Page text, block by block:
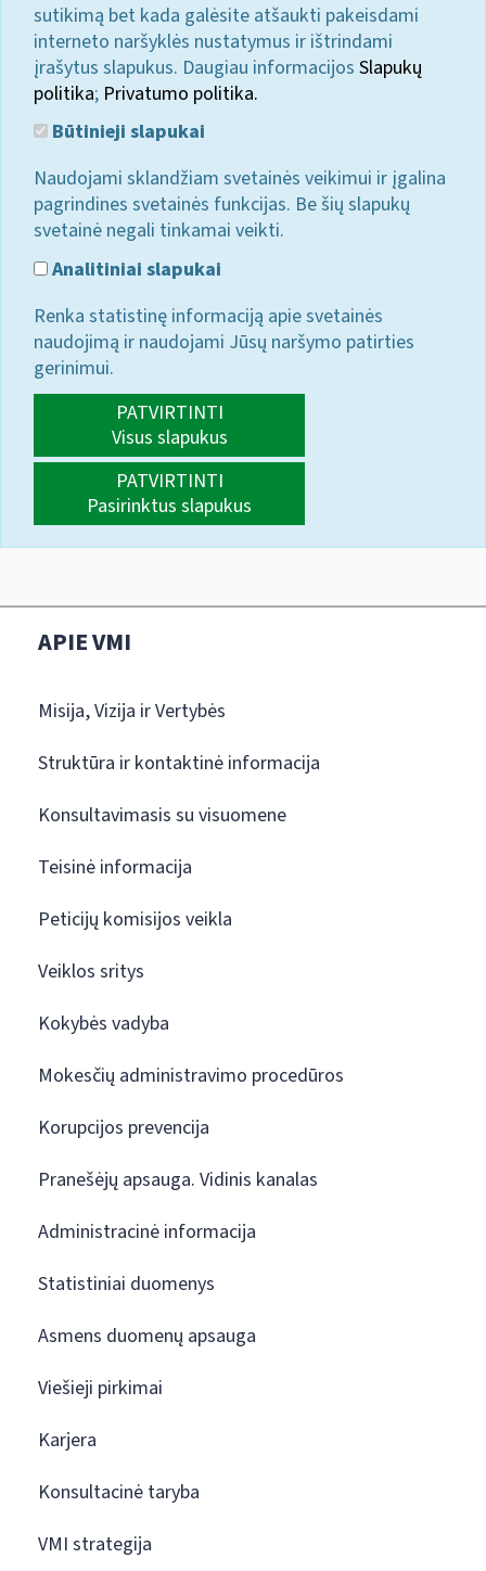
sutikimą bet kada galėsite atšaukti pakeisdami
interneto naršyklės nustatymus ir ištrindami
įrašytus slapukus. Daugiau informacijos Slapukų
politika; Privatumo politika.
Būtinieji slapukai
Naudojami sklandžiam svetainės veikimui ir įgalina
pagrindines svetainės funkcijas. Be šių slapukų
svetainė negali tinkamai veikti.
Analitiniai slapukai
Renka statistinę informaciją apie svetainės
naudojimą ir naudojami Jūsų naršymo patirties
gerinimui.
PATVIRTINTI
Visus slapukus
PATVIRTINTI
Pasirinktus slapukus
APIE VMI
Misija, Vizija ir Vertybės
Struktūra ir kontaktinė informacija
Konsultavimasis su visuomene
Teisinė informacija
Peticijų komisijos veikla
Veiklos sritys
Kokybės vadyba
Mokesčių administravimo procedūros
Korupcijos prevencija
Pranešėjų apsauga. Vidinis kanalas
Administracinė informacija
Statistiniai duomenys
Asmens duomenų apsauga
Viešieji pirkimai
Karjera
Konsultacinė taryba
VMI strategija